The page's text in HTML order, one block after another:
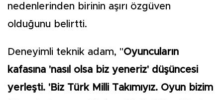
nedenlerinden birinin aşırı özgüven
olduğunu belirtti.
Deneyimli teknik adam, "Oyuncuların
kafasına 'nasıl olsa biz yeneriz' düşüncesi
yerleşti. 'Biz Türk Milli Takımıyız. Oyun bizim